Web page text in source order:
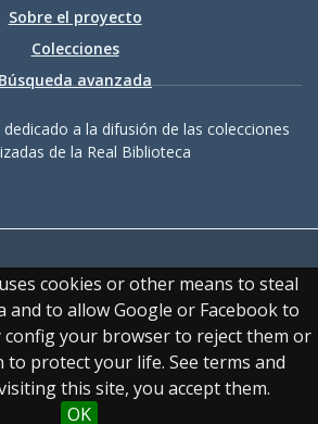
cookies or other means to steal
and to allow Google or Facebook to
config your browser to reject them or
to protect your life. See terms and
this site, you accept them.
OK
Sobre el proyecto
Colecciones
Búsqueda avanzada
a la difusión de las colecciones
de la Real Biblioteca
Accesibilidad|Aviso
|Política de cookies| Contacto